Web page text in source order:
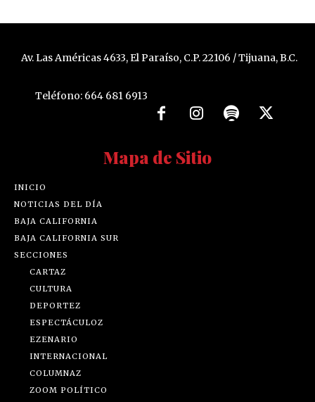
Av. Las Américas 4633, El Paraíso, C.P. 22106 / Tijuana, B.C.
Teléfono: 664 681 6913
Mapa de Sitio
INICIO
NOTICIAS DEL DÍA
BAJA CALIFORNIA
BAJA CALIFORNIA SUR
SECCIONES
CARTAZ
CULTURA
DEPORTEZ
ESPECTÁCULOZ
EZENARIO
INTERNACIONAL
COLUMNAZ
ZOOM POLÍTICO